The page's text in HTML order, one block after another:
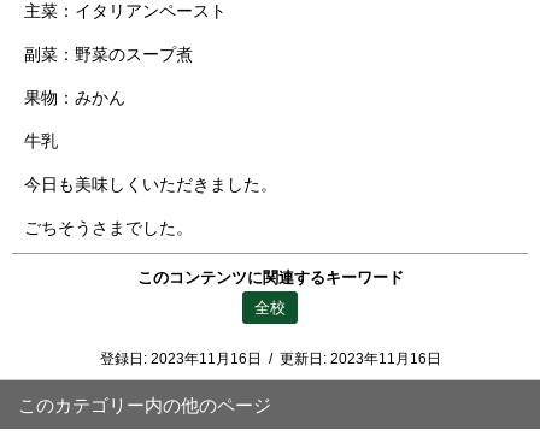
主菜：イタリアンペースト
副菜：野菜のスープ煮
果物：みかん
牛乳
今日も美味しくいただきました。
ごちそうさまでした。
このコンテンツに関連するキーワード
全校
登録日: 2023年11月16日 / 更新日: 2023年11月16日
このカテゴリー内の他のページ